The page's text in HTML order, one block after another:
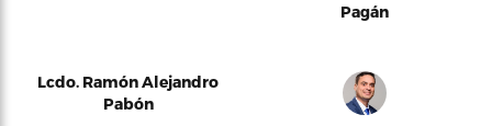
Pagán
Lcdo. Ramón Alejandro
Pabón